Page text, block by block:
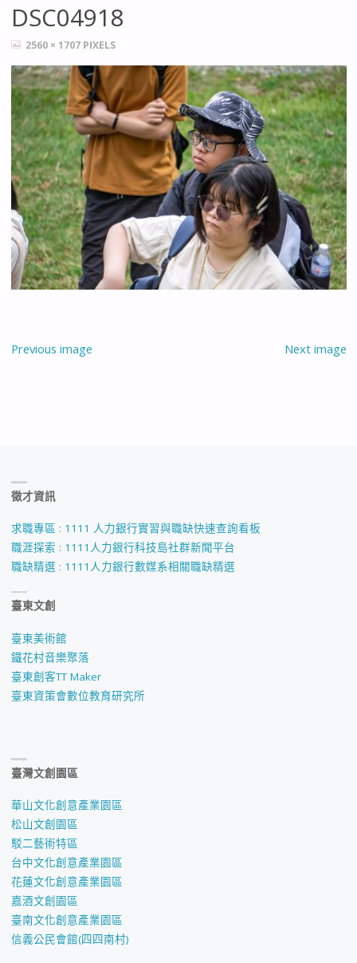
DSC04918
FULL2560 × 1707 PIXELS
Previous image Next image
徵才資訊
求職專區 : 1111 人力銀行實習與職缺快速查詢看板
職涯探索 : 1111人力銀行科技島社群新聞平台
職缺精選 : 1111人力銀行數媒系相關職缺精選
臺東文創
臺東美術館
鐵花村音樂聚落
臺東創客TT Maker
臺東資策會數位教育研究所
臺灣文創園區
華山文化創意產業園區
松山文創園區
駁二藝術特區
台中文化創意產業園區
花蓮文化創意產業園區
嘉酒文創園區
臺南文化創意產業園區
信義公民會館(四四南村)